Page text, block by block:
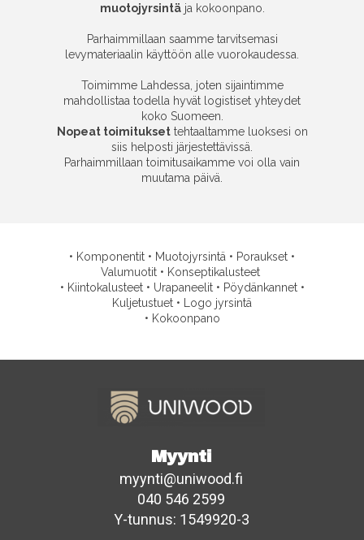
muotojyrsintäja kokoonpano.
Parhaimmillaan saamme tarvitsemasi
levymateriaalin käyttöön alle vuorokaudessa.
Toimimme Lahdessa, joten sijaintimme
mahdollistaa todella hyvät logistiset yhteydet
koko Suomeen.
Nopeat toimituksettehtaaltamme luoksesi on
siis helposti järjestettävissä.
Parhaimmillaan toimitusaikamme voi olla vain
muutama päivä.
• Komponentit • Muotojyrsintä • Poraukset •
Valumuotit • Konseptikalusteet
• Kiintokalusteet • Urapaneelit • Pöydänkannet •
Kuljetustuet • Logo jyrsintä
• Kokoonpano
Myynti
myynti@uniwood.fi
040 546 2599
Y-tunnus: 1549920-3